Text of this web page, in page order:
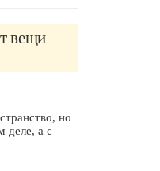
вещи
но
деле, а с